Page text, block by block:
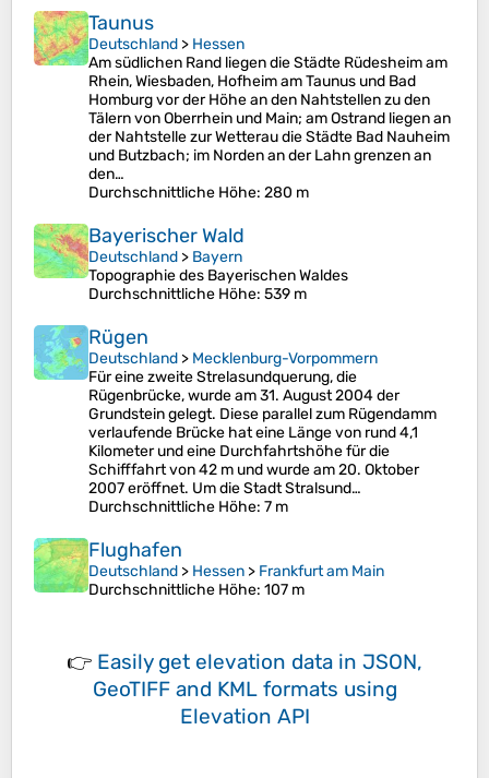
Taunus
Deutschland > Hessen
Am südlichen Rand liegen die Städte Rüdesheim am
Rhein, Wiesbaden, Hofheim am Taunus und Bad
Homburg vor der Höhe an den Nahtstellen zu den
Tälern von Oberrhein und Main; am Ostrand liegen an
der Nahtstelle zur Wetterau die Städte Bad Nauheim
und Butzbach; im Norden an der Lahn grenzen an
den…
Durchschnittliche Höhe: 280 m
Bayerischer Wald
Deutschland > Bayern
Topographie des Bayerischen Waldes
Durchschnittliche Höhe: 539 m
Rügen
Deutschland > Mecklenburg-Vorpommern
Für eine zweite Strelasundquerung, die
Rügenbrücke, wurde am 31. August 2004 der
Grundstein gelegt. Diese parallel zum Rügendamm
verlaufende Brücke hat eine Länge von rund 4,1
Kilometer und eine Durchfahrtshöhe für die
Schifffahrt von 42 m und wurde am 20. Oktober
2007 eröffnet. Um die Stadt Stralsund…
Durchschnittliche Höhe: 7 m
Flughafen
Deutschland > Hessen > Frankfurt am Main
Durchschnittliche Höhe: 107 m
👉 Easily get elevation data in JSON,
GeoTIFF and KML formats using
Elevation API